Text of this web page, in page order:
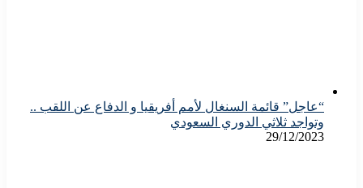
“عاجل” قائمة السنغال لأمم أفريقيا و الدفاع عن اللقب ..
وتواجد ثلاثي الدوري السعودي
29/12/2023